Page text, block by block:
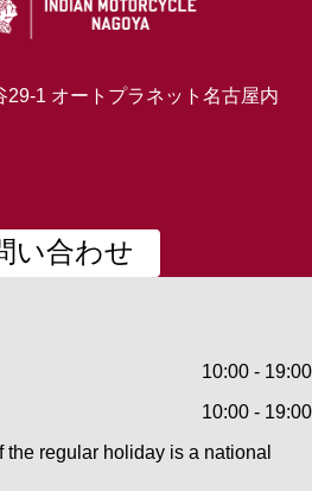
29-1 オートプラネット名古屋内
い合わせ
10:00 - 19:00
10:00 - 19:00
the regular holiday is a national